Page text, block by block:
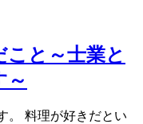
と～士業と
～
。 料理が好きだとい